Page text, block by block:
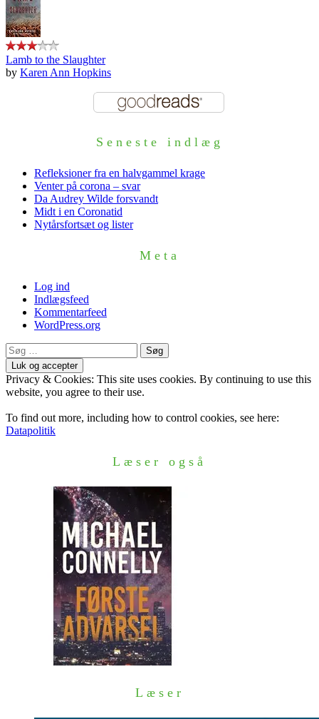
Lamb to the Slaughter
by Karen Ann Hopkins
Seneste indlæg
Refleksioner fra en halvgammel krage
Venter på corona – svar
Da Audrey Wilde forsvandt
Midt i en Coronatid
Nytårsfortsæt og lister
Meta
Log ind
Indlægsfeed
Kommentarfeed
WordPress.org
Søg
efter:
Privacy & Cookies: This site uses cookies. By continuing to use this
website, you agree to their use.
To find out more, including how to control cookies, see here:
Datapolitik
Læser også
Læser